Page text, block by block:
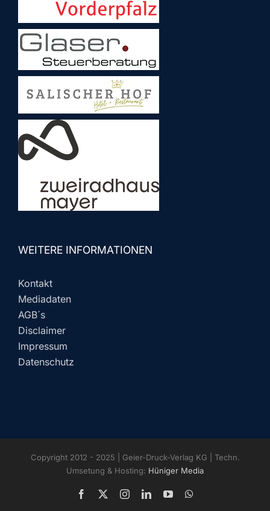
WEITERE INFORMATIONEN
Kontakt
Mediadaten
AGB´s
Disclaimer
Impressum
Datenschutz
Copyright 2012 - 2025 | Geier-Druck-Verlag KG | Techn.
Umsetung & Hosting: Hüniger Media
Facebook InstagramLinkedInYouTube